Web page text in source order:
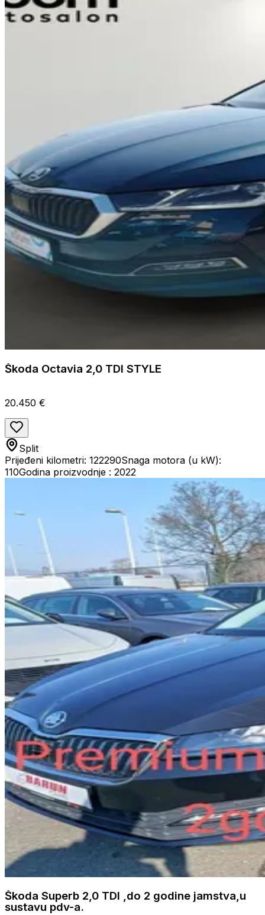
Škoda Octavia 2,0 TDI STYLE
20.450 €
Split
Prijeđeni kilometri: 122290Snaga motora (u kW):
110Godina proizvodnje : 2022
Škoda Superb 2,0 TDI ,do 2 godine jamstva,u
sustavu pdv-a.